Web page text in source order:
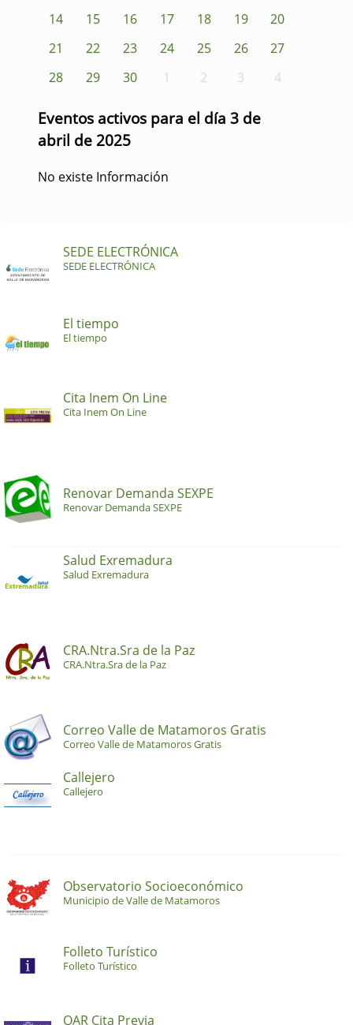
14
15 16 17 18 19
20
21
22 23 24 25 26
27
28
29 30 1 2 3 4
Eventos activos para el día 3 de
abril de 2025
No existe Información
SEDE ELECTRÓNICA
SEDE ELECTRÓNICA
El tiempo
El tiempo
Cita Inem On Line
Cita Inem On Line
Renovar Demanda SEXPE
Renovar Demanda SEXPE
Salud Exremadura
Salud Exremadura
CRA.Ntra.Sra de la Paz
CRA.Ntra.Sra de la Paz
Correo Valle de Matamoros Gratis
Correo Valle de Matamoros Gratis
Callejero
Callejero
Observatorio Socioeconómico
Municipio de Valle de Matamoros
Folleto Turístico
Folleto Turístico
OAR Cita Previa